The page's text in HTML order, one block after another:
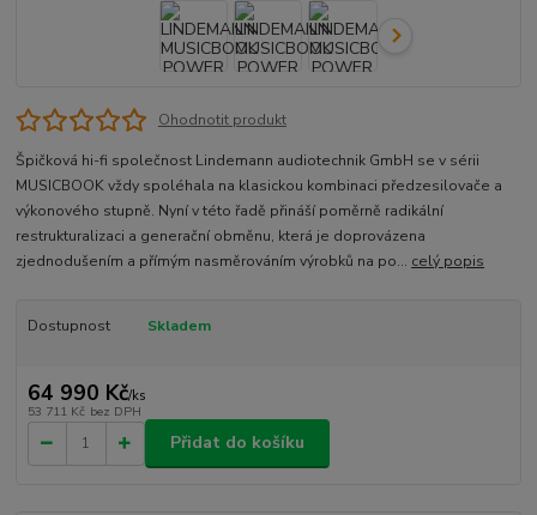
Ohodnotit produkt
Špičková hi-fi společnost Lindemann audiotechnik GmbH se v sérii
MUSICBOOK vždy spoléhala na klasickou kombinaci předzesilovače a
výkonového stupně. Nyní v této řadě přináší poměrně radikální
restrukturalizaci a generační obměnu, která je doprovázena
zjednodušením a přímým nasměrováním výrobků na po... celý popis
Dostupnost Skladem
64 990 Kč/ks
53 711 Kč bez DPH
Přidat do košíku